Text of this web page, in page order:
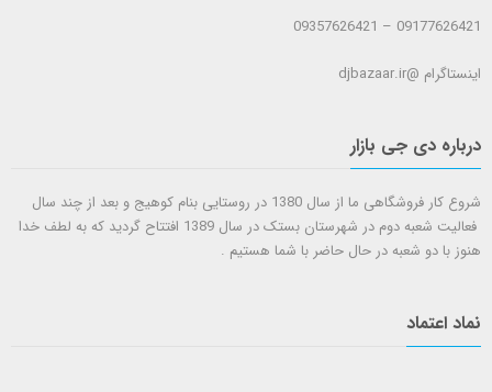
09177626421 – 09357626421
اینستاگرام @djbazaar.ir
درباره دی جی بازار
شروع کار فروشگاهی ما از سال 1380 در روستایی بنام کوهیج و بعد از چند سال
فعالیت شعبه دوم در شهرستان بستک در سال 1389 افتتاح گردید که به لطف خدا
هنوز با دو شعبه در حال حاضر با شما هستيم .
نماد اعتماد